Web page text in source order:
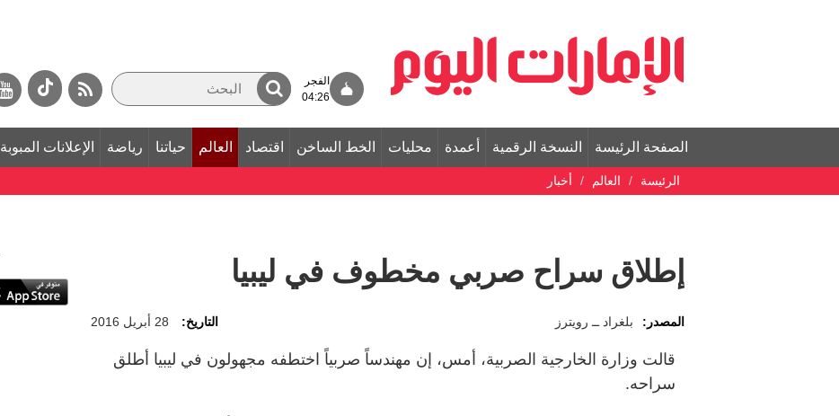
الفجر
04:26
الصفحة الرئيسة النسخة الرقمية أعمدة محليات الخط الساخن اقتصاد العالم حياتنا رياضة الإعلانات المبوبة
الرئيسة العالم أخبار
إطلاق سراح صربي مخطوف في ليبيا
المصدر: بلغراد ــ رويترز التاريخ: 28 أبريل 2016
قالت وزارة الخارجية الصربية، أمس، إن مهندساً صربياً اختطفه مجهولون في ليبيا أطلق
سراحه.